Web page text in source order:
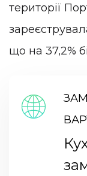
території
що на 37,2%